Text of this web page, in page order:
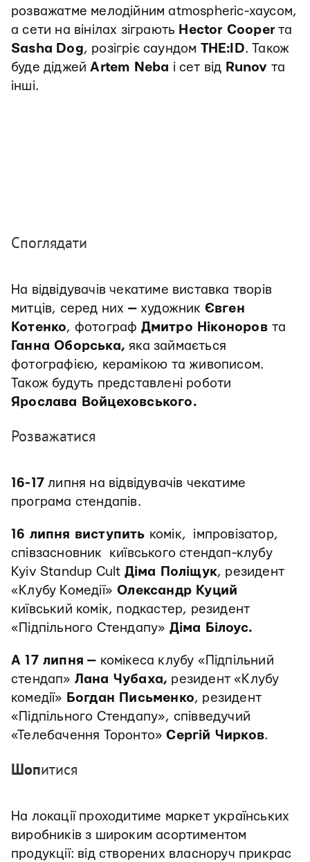
розважатме мелодійним atmospheric-хаусом,
а сети на вінілах зіграють Hector Cooper та
Sasha Dog, розігріє саундом THE:ID. Також
буде діджейArtem Neba і сет від Runov та
інші.
Споглядати
На відвідувачів чекатиме виставка творів
митців, серед них —художник Євген
Котенко, фотограф Дмитро Ніконоровта
Ганна Оборська, яка займається
фотографією, керамікою та живописом.
Також будуть представлені роботи
Ярослава Войцеховського.
Розважатися
16-17 липня на відвідувачів чекатиме
програма стендапів.
16 липня виступить комік, імпровізатор,
співзасновник київського стендап-клубу
Kyiv Standup Cult Діма Поліщук, резидент
«Клубу Комедії» Олександр Куций
київський комік, подкастер, резидент
«Підпільного Стендапу» Діма Білоус.
А 17 липня — комікеса клубу «Підпільний
стендап» Лана Чубаха, резидент «Клубу
комедії» Богдан Письменко, резидент
«Підпільного Стендапу», співведучий
«Телебачення Торонто»Сергій Чирков.
Шопитися
На локації проходитиме маркет українських
виробників з широким асортиментом
продукції: від створених власноруч прикрас